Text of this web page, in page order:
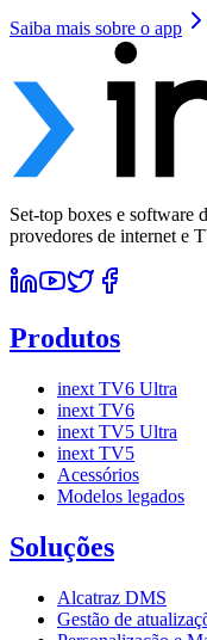
Saiba mais sobre o app
Set-top boxes e software
provedores de internet e
Produtos
inext TV6 Ultra
inext TV6
inext TV5 Ultra
inext TV5
Acessórios
Modelos legados
Soluções
Alcatraz DMS
Gestão de